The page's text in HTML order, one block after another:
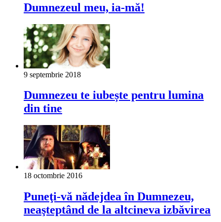
Dumnezeul meu, ia-mă!
9 septembrie 2018
Dumnezeu te iubește pentru lumina
din tine
18 octombrie 2016
Puneţi-vă nădejdea în Dumnezeu,
neaşteptând de la altcineva izbăvirea